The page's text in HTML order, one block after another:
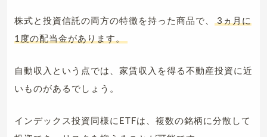
株式と投資信託の両方の特徴を持った商品で、
3ヵ月に
1度の配当金があります。
自動収入という点では、家賃収入を得る不動産投資に近
いものがあるでしょう。
インデックス投資同様にETFは、複数の銘柄に分散して